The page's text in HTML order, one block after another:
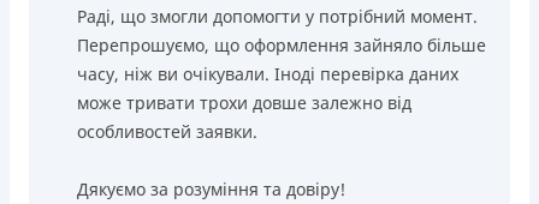
Раді, що змогли допомогти у потрібний момент.
Перепрошуємо, що оформлення зайняло більше
часу, ніж ви очікували. Іноді перевірка даних
може тривати трохи довше залежно від
особливостей заявки.
Дякуємо за розуміння та довіру!